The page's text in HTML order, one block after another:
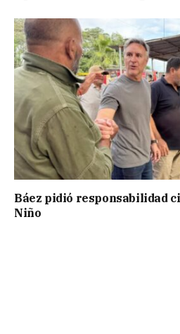
Báez pidió responsabilidad
Niño